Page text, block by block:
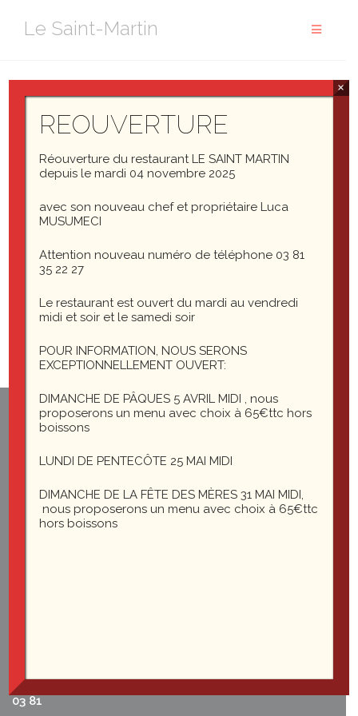
Le Saint-Martin
This post has its comments, pingbacks, and trackbacks
disabled.
There should be no comment reply form, butshould
display pingbacks and trackbacks.
Template: Pingbacks And Trackbacks
Template: Comments
1 rue du général Leclerc
le-saint-martin@orange.fr
03 81
REOUVERTURE
Réouverture du restaurant LE SAINT MARTIN
depuis le mardi 04 novembre 2025
avec son nouveau chef et propriétaire Luca
MUSUMECI
Attention nouveau numéro de téléphone 03 81
35 22 27
Le restaurant est ouvert du mardi au vendredi
midi et soir et le samedi soir
POUR INFORMATION, NOUS SERONS
EXCEPTIONNELLEMENT OUVERT:
DIMANCHE DE PÂQUES 5 AVRIL MIDI , nous
proposerons un menu avec choix à 65€ttc hors
boissons
LUNDI DE PENTECÔTE 25 MAI MIDI
DIMANCHE DE LA FÊTE DES MÈRES 31 MAI MIDI,
nous proposerons un menu avec choix à 65€ttc
hors boissons
×